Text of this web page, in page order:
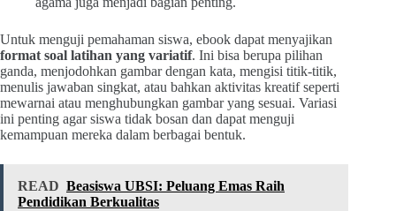
Untuk menguji pemahaman siswa, ebook dapat menyajikan
format soal latihan yang variatif. Ini bisa berupa pilihan
ganda, menjodohkan gambar dengan kata, mengisi titik-titik,
menulis jawaban singkat, atau bahkan aktivitas kreatif seperti
mewarnai atau menghubungkan gambar yang sesuai. Variasi
ini penting agar siswa tidak bosan dan dapat menguji
kemampuan mereka dalam berbagai bentuk.
READ Beasiswa UBSI: Peluang Emas Raih
Pendidikan Berkualitas